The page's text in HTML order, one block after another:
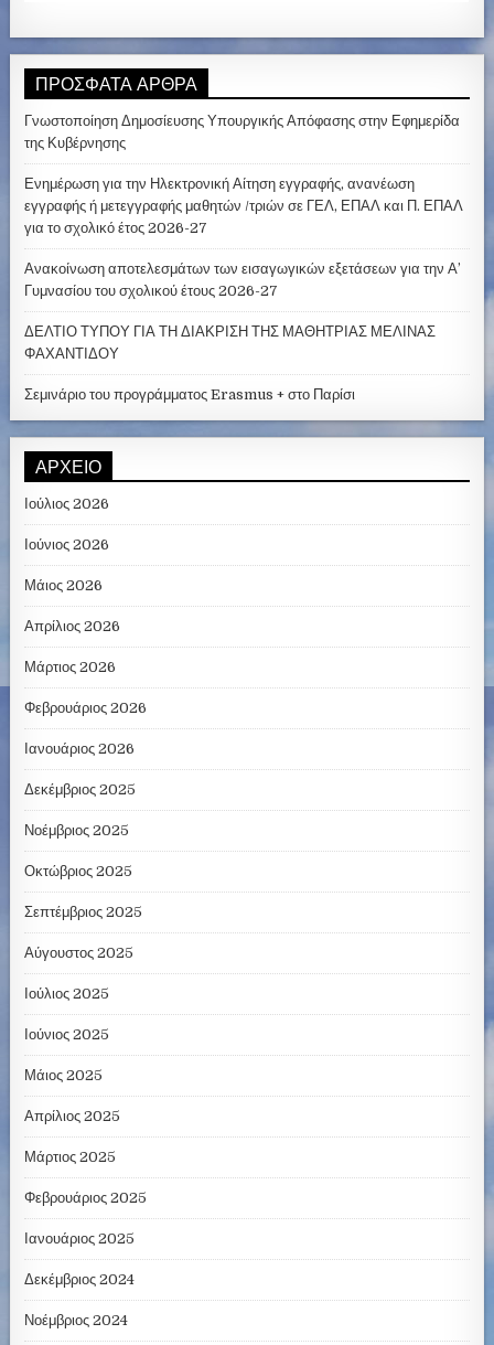
ΠΡΌΣΦΑΤΑ ΆΡΘΡΑ
Γνωστοποίηση Δημοσίευσης Υπουργικής Απόφασης στην Εφημερίδα
της Κυβέρνησης
Ενημέρωση για την Ηλεκτρονική Αίτηση εγγραφής, ανανέωση
εγγραφής ή μετεγγραφής μαθητών /τριών σε ΓΕΛ, ΕΠΑΛ και Π. ΕΠΑΛ
για το σχολικό έτος 2026-27
Ανακοίνωση αποτελεσμάτων των εισαγωγικών εξετάσεων για την Α’
Γυμνασίου του σχολικού έτους 2026-27
ΔΕΛΤΙΟ ΤΥΠΟΥ ΓΙΑ ΤΗ ΔΙΑΚΡΙΣΗ ΤΗΣ ΜΑΘΗΤΡΙΑΣ ΜΕΛΙΝΑΣ
ΦΑΧΑΝΤΙΔΟΥ
Σεμινάριο του προγράμματος Erasmus + στο Παρίσι
ΑΡΧΕΊΟ
Ιούλιος 2026
Ιούνιος 2026
Μάιος 2026
Απρίλιος 2026
Μάρτιος 2026
Φεβρουάριος 2026
Ιανουάριος 2026
Δεκέμβριος 2025
Νοέμβριος 2025
Οκτώβριος 2025
Σεπτέμβριος 2025
Αύγουστος 2025
Ιούλιος 2025
Ιούνιος 2025
Μάιος 2025
Απρίλιος 2025
Μάρτιος 2025
Φεβρουάριος 2025
Ιανουάριος 2025
Δεκέμβριος 2024
Νοέμβριος 2024